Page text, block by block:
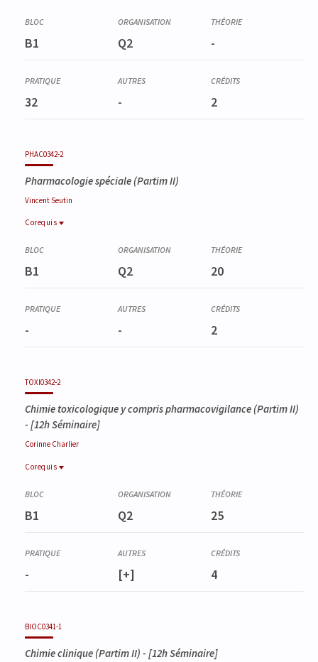
Technologie pharmaceutique et biopharmacie (partim II)
B1 Q2 -
32 - 2
PHAC0342-2
Pharmacologie spéciale (Partim II)
Vincent Seutin
Corequis
Corequis
Pharmacologie spéciale (Partim I)
B1 Q2 20
- - 2
TOXI0342-2
Chimie toxicologique y compris pharmacovigilance (Partim II)
- [12h Séminaire]
Corinne Charlier
Corequis
Chimie toxicologique, Partim I
B1 Q2 25
- [+] 4
BIOC0341-1
Chimie clinique (Partim II) - [12h Séminaire]